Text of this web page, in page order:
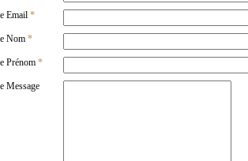
Email *
Nom *
Prénom *
Message